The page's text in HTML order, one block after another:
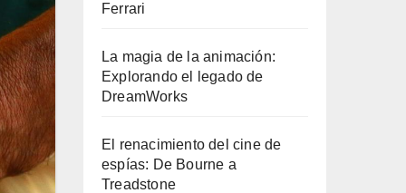
Ferrari
La magia de la animación:
Explorando el legado de
DreamWorks
El renacimiento del cine de
espías: De Bourne a
Treadstone